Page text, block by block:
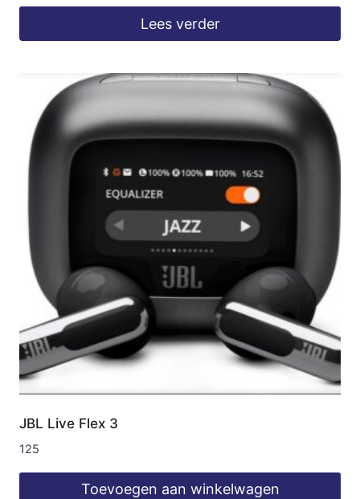
Lees verder
JBL Live Flex 3
125
Toevoegen aan winkelwagen